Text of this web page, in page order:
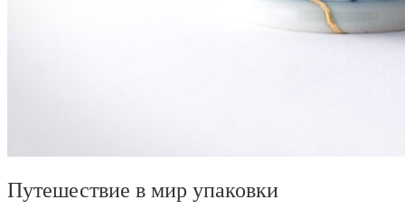
Путешествие в мир упаковки